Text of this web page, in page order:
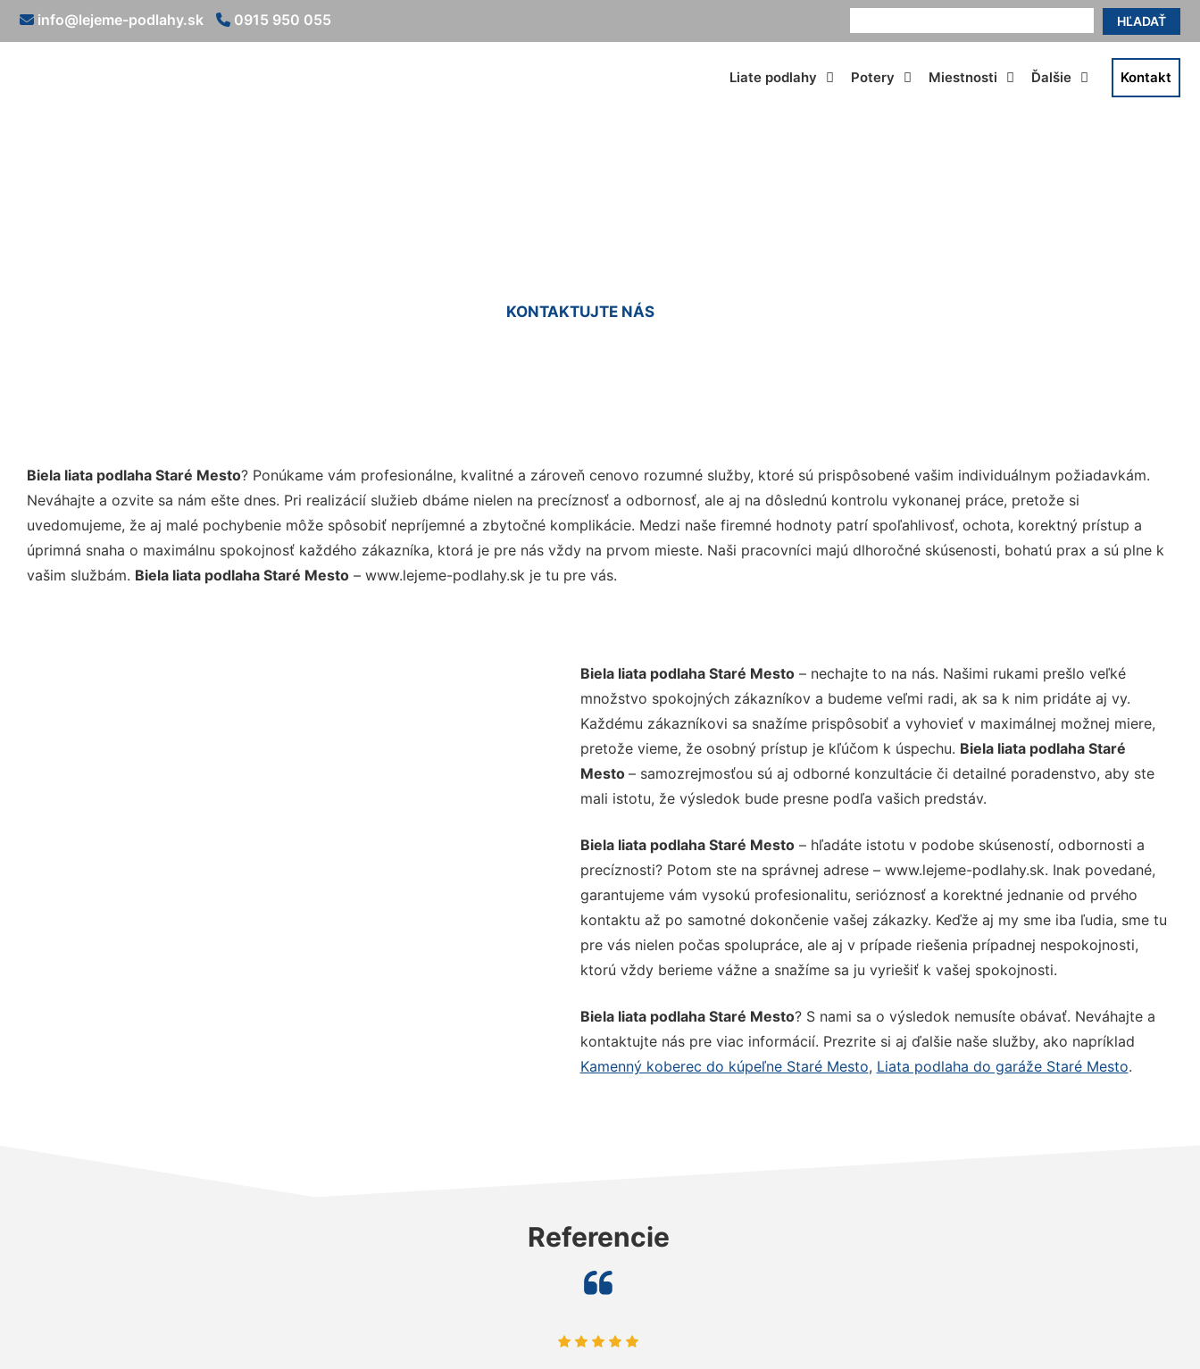
HĽADAŤ
info@lejeme-podlahy.sk 0915 950 055
Liate podlahy Potery Miestnosti Ďalšie Kontakt
KONTAKTUJTE NÁS
Biela liata podlaha Staré Mesto? Ponúkame vám profesionálne, kvalitné a zároveň cenovo rozumné služby, ktoré sú prispôsobené vašim individuálnym požiadavkám.
Neváhajte a ozvite sa nám ešte dnes. Pri realizácií služieb dbáme nielen na precíznosť a odbornosť, ale aj na dôslednú kontrolu vykonanej práce, pretože si
uvedomujeme, že aj malé pochybenie môže spôsobiť nepríjemné a zbytočné komplikácie. Medzi naše firemné hodnoty patrí spoľahlivosť, ochota, korektný prístup a
úprimná snaha o maximálnu spokojnosť každého zákazníka, ktorá je pre nás vždy na prvom mieste. Naši pracovníci majú dlhoročné skúsenosti, bohatú prax a sú plne k
vašim službám. Biela liata podlaha Staré Mesto – www.lejeme-podlahy.sk je tu pre vás.
Biela liata podlaha Staré Mesto– nechajte to na nás. Našimi rukami prešlo veľké
množstvo spokojných zákazníkov a budeme veľmi radi, ak sa k nim pridáte aj vy.
Každému zákazníkovi sa snažíme prispôsobiť a vyhovieť v maximálnej možnej miere,
pretože vieme, že osobný prístup je kľúčom k úspechu. Biela liata podlaha Staré
Mesto – samozrejmosťou sú aj odborné konzultácie či detailné poradenstvo, aby ste
mali istotu, že výsledok bude presne podľa vašich predstáv.
Biela liata podlaha Staré Mesto– hľadáte istotu v podobe skúseností, odbornosti a
precíznosti? Potom ste na správnej adrese – www.lejeme-podlahy.sk. Inak povedané,
garantujeme vám vysokú profesionalitu, serióznosť a korektné jednanie od prvého
kontaktu až po samotné dokončenie vašej zákazky. Keďže aj my sme iba ľudia, sme tu
pre vás nielen počas spolupráce, ale aj v prípade riešenia prípadnej nespokojnosti,
ktorú vždy berieme vážne a snažíme sa ju vyriešiť k vašej spokojnosti.
Biela liata podlaha Staré Mesto? S nami sa o výsledok nemusíte obávať. Neváhajte a
kontaktujte nás pre viac informácií. Prezrite si aj ďalšie naše služby, ako napríklad
Kamenný koberec do kúpeľne Staré Mesto, Liata podlaha do garáže Staré Mesto.
Referencie